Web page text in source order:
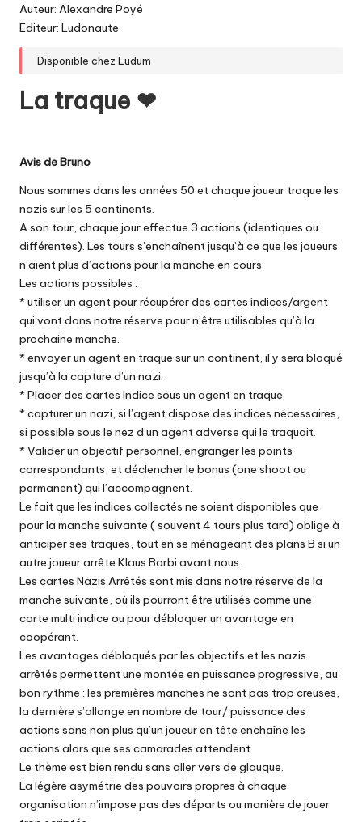
Auteur: Alexandre Poyé
Editeur: Ludonaute
Disponible chezLudum
La traque ❤
Avis de Bruno
Nous sommes dans les années 50 et chaque joueur traque les
nazis sur les 5 continents.
A son tour, chaque jour effectue 3 actions (identiques ou
différentes). Les tours s’enchaînent jusqu’à ce que les joueurs
n’aient plus d’actions pour la manche en cours.
Les actions possibles :
* utiliser un agent pour récupérer des cartes indices/argent
qui vont dans notre réserve pour n’être utilisables qu’à la
prochaine manche.
* envoyer un agent en traque sur un continent, il y sera bloqué
jusqu’à la capture d’un nazi.
* Placer des cartes Indice sous un agent en traque
* capturer un nazi, si l’agent dispose des indices nécessaires,
si possible sous le nez d’un agent adverse qui le traquait.
* Valider un objectif personnel, engranger les points
correspondants, et déclencher le bonus (one shoot ou
permanent) qui l’accompagnent.
Le fait que les indices collectés ne soient disponibles que
pour la manche suivante ( souvent 4 tours plus tard) oblige à
anticiper ses traques, tout en se ménageant des plans B si un
autre joueur arrête Klaus Barbi avant nous.
Les cartes Nazis Arrêtés sont mis dans notre réserve de la
manche suivante, où ils pourront être utilisés comme une
carte multi indice ou pour débloquer un avantage en
coopérant.
Les avantages débloqués par les objectifs et les nazis
arrêtés permettent une montée en puissance progressive, au
bon rythme : les premières manches ne sont pas trop creuses,
la dernière s’allonge en nombre de tour/ puissance des
actions sans non plus qu’un joueur en tête enchaîne les
actions alors que ses camarades attendent.
Le thème est bien rendu sans aller vers de glauque.
La légère asymétrie des pouvoirs propres à chaque
organisation n’impose pas des départs ou manière de jouer